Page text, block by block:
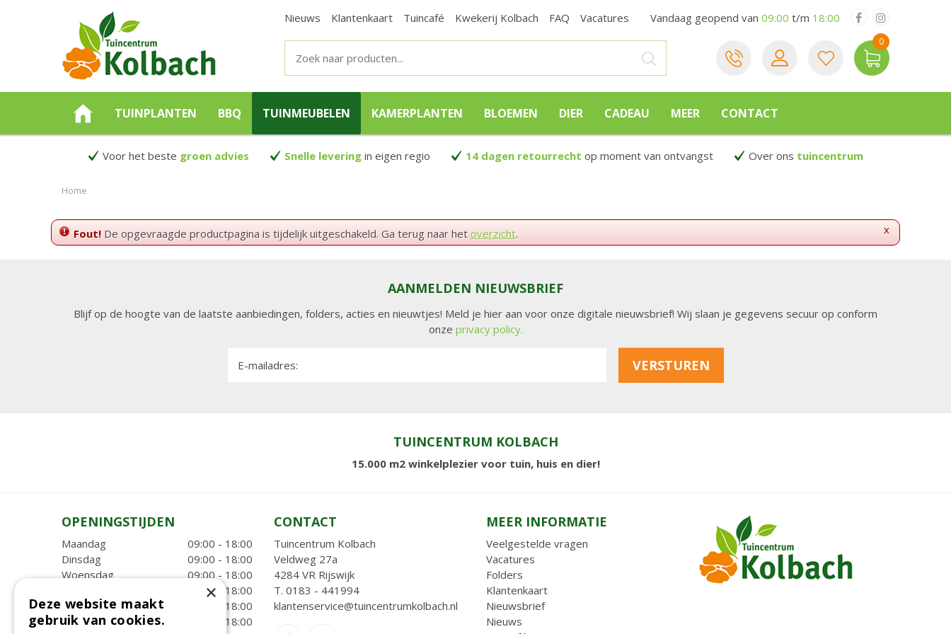
Home
Nieuws Klantenkaart Tuincafé Kwekerij Kolbach FAQ Vacatures Vandaag geopend van 09:00 t/m 18:00
TUINPLANTEN BBQ TUINMEUBELEN KAMERPLANTEN BLOEMEN DIER CADEAU MEER CONTACT
Voor het beste groen advies Snelle leveringin eigen regio 14 dagen retourrecht op moment van ontvangst Over ons tuincentrum
x
Fout! De opgevraagde productpagina is tijdelijk uitgeschakeld. Ga terug naar het overzicht.
AANMELDEN NIEUWSBRIEF
Blijf op de hoogte van de laatste aanbiedingen, folders, acties en nieuwtjes! Meld je hier aan voor onze digitale nieuwsbrief! Wij slaan je gegevens secuur op conform
onze privacy policy.
E-mailadres:
TUINCENTRUM KOLBACH
15.000 m2 winkelplezier voor tuin, huis en dier!
OPENINGSTIJDEN
Maandag
09:00 - 18:00
Dinsdag
09:00 - 18:00
Woensdag
09:00 - 18:00
09:00 - 18:00
Vrijdag
09:00 - 18:00
Zaterdag
09:00 - 18:00
CONTACT
Tuincentrum Kolbach
Veldweg 27a
4284 VR Rijswijk
T. 0183 - 441994
klantenservice@tuincentrumkolbach.nl
MEER INFORMATIE
Veelgestelde vragen
Vacatures
Folders
Klantenkaart
Nieuwsbrief
Nieuws
×
Deze website maakt
gebruik van cookies.